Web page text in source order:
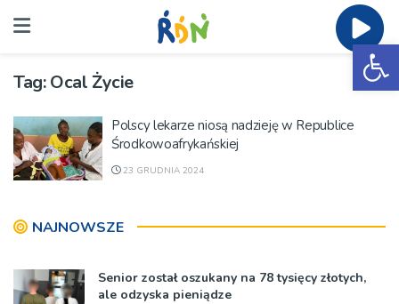
Tag:Ocal Życie
Polscy lekarze niosą nadzieję w Republice
Środkowoafrykańskiej
23 GRUDNIA 2024
NAJNOWSZE
Senior został oszukany na 78 tysięcy złotych,
ale odzyska pieniądze